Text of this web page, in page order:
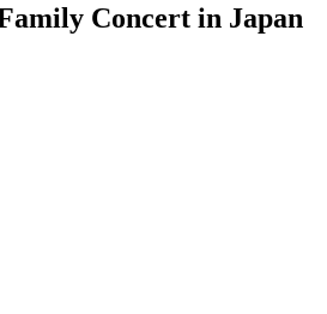
Concert in Japan